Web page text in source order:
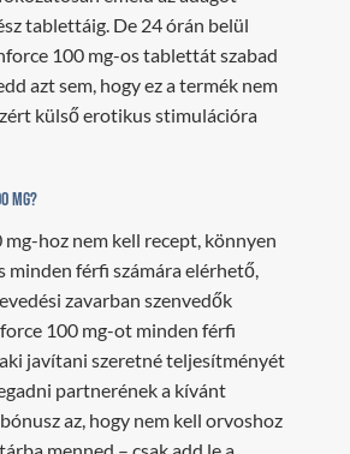
tablettáig. De 24 órán belül
100 mg-os tablettát szabad
azt sem, hogy ez a termék nem
külső erotikus stimulációra
mg?
hoz nem kell recept, könnyen
minden férfi számára elérhető,
zavarban szenvedők
100 mg-ot minden férfi
javítani szeretné teljesítményét
partnerének a kívánt
az, hogy nem kell orvoshoz